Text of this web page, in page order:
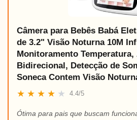
Câmera para Bebês Babá
de 3.2" Visão Noturna 10M
Monitoramento Temperatura,
Bidirecional, Detecção de
Soneca Contem Visão
★ ★ ★ ★ ★ 4.4/5
Ótima para pais que buscam